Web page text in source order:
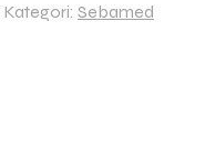
Kategori: Sebamed